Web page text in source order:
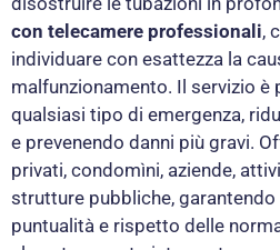
con telecamere professionali,
individuare con esattezza la
malfunzionamento. Il servizio
qualsiasi tipo di emergenza,
e prevenendo danni più gravi.
privati, condomìni, aziende,
strutture pubbliche,
puntualità e rispetto delle